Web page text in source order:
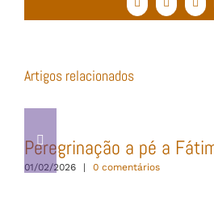
FacebookTwitter
Artigos relacionados
Peregrinação a pé a
01/02/2026 | 0 comentários